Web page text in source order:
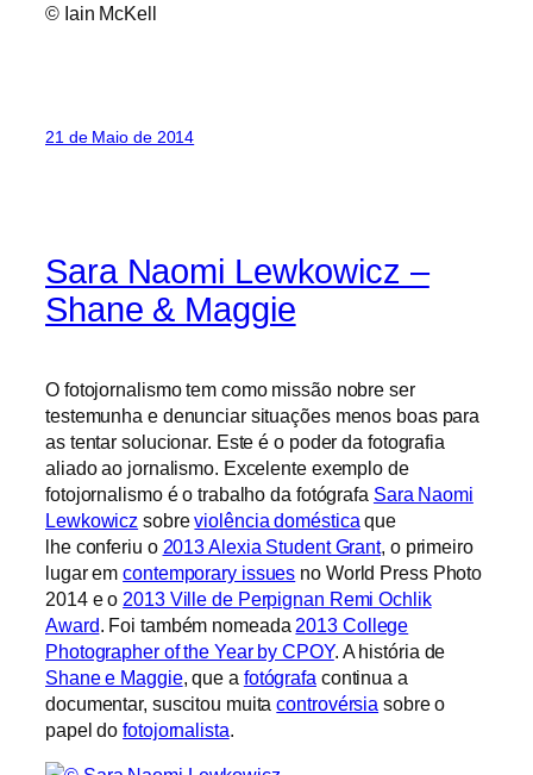
© Iain McKell
21 de Maio de 2014
Sara Naomi Lewkowicz –
Shane & Maggie
O fotojornalismo tem como missão nobre ser
testemunha e denunciar situações menos boas para
as tentar solucionar. Este é o poder da fotografia
aliado ao jornalismo. Excelente exemplo de
fotojornalismo é o trabalho da fotógrafa Sara Naomi
Lewkowicz sobreviolência doméstica que
lhe conferiu o 2013 Alexia Student Grant, o primeiro
lugar emcontemporary issues no World Press Photo
2014 e o 2013 Ville de Perpignan Remi Ochlik
Award . Foi também nomeada 2013 College
Photographer of the Year by CPOY. A história de
Shane e Maggie, que a fotógrafa continua a
documentar, suscitou muitacontrovérsia sobre o
papel dofotojornalista